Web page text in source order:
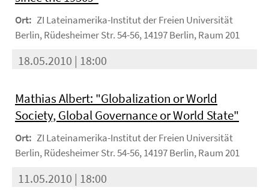
Ort: ZI Lateinamerika-Institut der Freien Universität
Berlin, Rüdesheimer Str. 54-56, 14197 Berlin, Raum 201
18.05.2010 | 18:00
Mathias Albert: "Globalization or World
Society, Global Governance or World State"
Ort: ZI Lateinamerika-Institut der Freien Universität
Berlin, Rüdesheimer Str. 54-56, 14197 Berlin, Raum 201
11.05.2010 | 18:00